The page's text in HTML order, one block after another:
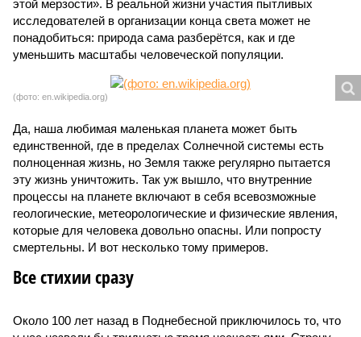
этой мерзости». В реальной жизни участия пытливых
исследователей в организации конца света может не
понадобиться: природа сама разберётся, как и где
уменьшить масштабы человеческой популяции.
(фото: en.wikipedia.org)
Да, наша любимая маленькая планета может быть
единственной, где в пределах Солнечной системы есть
полноценная жизнь, но Земля также регулярно пытается
эту жизнь уничтожить. Так уж вышло, что внутренние
процессы на планете включают в себя всевозможные
геологические, метеорологические и физические явления,
которые для человека довольно опасны. Или попросту
смертельны. И вот несколько тому примеров.
Все стихии сразу
Около 100 лет назад в Поднебесной приключилось то, что